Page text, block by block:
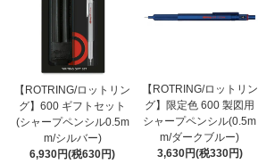
【ROTRING/ロットリン
グ】600 ギフトセット
(シャープペンシル0.5m
m/シルバー)
6,930円(税630円)
【ROTRING/ロットリン
グ】限定色 600 製図用
シャープペンシル(0.5m
m/ダークブルー)
3,630円(税330円)